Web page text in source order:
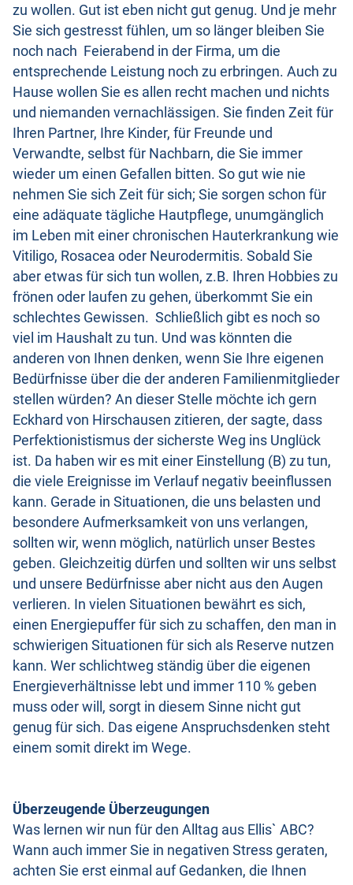
zu wollen. Gut ist eben nicht gut genug. Und je mehr
Sie sich gestresst fühlen, um so länger bleiben Sie
noch nach Feierabend in der Firma, um die
entsprechende Leistung noch zu erbringen. Auch zu
Hause wollen Sie es allen recht machen und nichts
und niemanden vernachlässigen. Sie finden Zeit für
Ihren Partner, Ihre Kinder, für Freunde und
Verwandte, selbst für Nachbarn, die Sie immer
wieder um einen Gefallen bitten. So gut wie nie
nehmen Sie sich Zeit für sich; Sie sorgen schon für
eine adäquate tägliche Hautpflege, unumgänglich
im Leben mit einer chronischen Hauterkrankung wie
Vitiligo, Rosacea oder Neurodermitis. Sobald Sie
aber etwas für sich tun wollen, z.B. Ihren Hobbies zu
frönen oder laufen zu gehen, überkommt Sie ein
schlechtes Gewissen. Schließlich gibt es noch so
viel im Haushalt zu tun. Und was könnten die
anderen von Ihnen denken, wenn Sie Ihre eigenen
Bedürfnisse über die der anderen Familienmitglieder
stellen würden? An dieser Stelle möchte ich gern
Eckhard von Hirschausen zitieren, der sagte, dass
Perfektionistismus der sicherste Weg ins Unglück
ist. Da haben wir es mit einer Einstellung (B) zu tun,
die viele Ereignisse im Verlauf negativ beeinflussen
kann. Gerade in Situationen, die uns belasten und
besondere Aufmerksamkeit von uns verlangen,
sollten wir, wenn möglich, natürlich unser Bestes
geben. Gleichzeitig dürfen und sollten wir uns selbst
und unsere Bedürfnisse aber nicht aus den Augen
verlieren. In vielen Situationen bewährt es sich,
einen Energiepuffer für sich zu schaffen, den man in
schwierigen Situationen für sich als Reserve nutzen
kann. Wer schlichtweg ständig über die eigenen
Energieverhältnisse lebt und immer 110 % geben
muss oder will, sorgt in diesem Sinne nicht gut
genug für sich. Das eigene Anspruchsdenken steht
einem somit direkt im Wege.
Überzeugende Überzeugungen
Was lernen wir nun für den Alltag aus Ellis` ABC?
Wann auch immer Sie in negativen Stress geraten,
achten Sie erst einmal auf Gedanken, die Ihnen